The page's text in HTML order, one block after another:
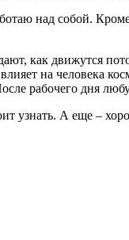
над собой.
как движутся
на человека
рабочего дня
узнать. А еще –